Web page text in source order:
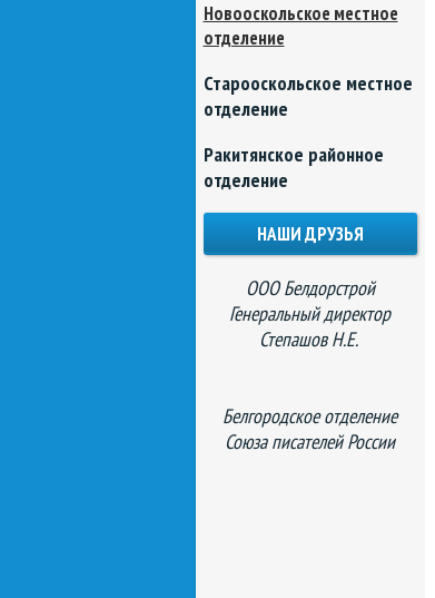
Новооскольское местное
отделение
Старооскольское местное
отделение
Ракитянское районное
отделение
НАШИ ДРУЗЬЯ
ООО Белдорстрой
Генеральный директор
Степашов Н.Е.
Белгородское отделение
Союза писателей России